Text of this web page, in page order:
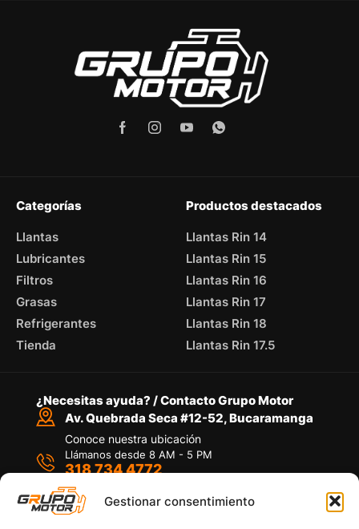
Gestionar consentimiento
Categorías
Llantas
Lubricantes
Filtros
Grasas
Refrigerantes
Tienda
Productos destacados
Llantas Rin 14
Llantas Rin 15
Llantas Rin 16
Llantas Rin 17
Llantas Rin 18
Llantas Rin 17.5
¿Necesitas ayuda? / Contacto Grupo Motor
Av. Quebrada Seca #12-52, Bucaramanga
Conoce nuestra ubicación
Llámanos desde 8 AM - 5 PM
318 734 4772
Por medio de WhatsApp